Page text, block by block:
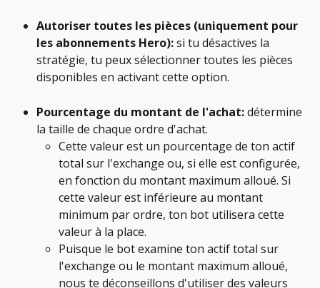
Autoriser toutes les pièces (uniquement pour
les abonnements Hero): si tu désactives la
stratégie, tu peux sélectionner toutes les pièces
disponibles en activant cette option.
Pourcentage du montant de l'achat: détermine
la taille de chaque ordre d'achat.
Cette valeur est un pourcentage de ton actif
total sur l'exchange ou, si elle est configurée,
en fonction du montant maximum alloué. Si
cette valeur est inférieure au montant
minimum par ordre, ton bot utilisera cette
valeur à la place.
Puisque le bot examine ton actif total sur
l'exchange ou le montant maximum alloué,
nous te déconseillons d'utiliser des valeurs